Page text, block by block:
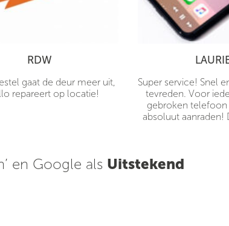
RDW
gaat de deur meer uit,
repareert op locatie!
Super service! Snel
tevreden. Voor
gebroken telefoon
absoluut aanraden!
en Google als Uitstekend